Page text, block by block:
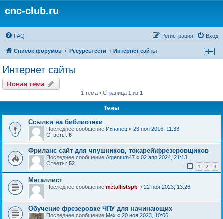
cnc-club.ru
FAQ Вход
Регистрация
Список форумов Ресурсы сети Интернет сайты
Интернет сайты
Новая тема
1 тема • Страница 1 из 1
Темы
Ссылки на библиотеки
Последнее сообщение Испанец « 23 ноя 2016, 11:33
Ответы: 6
Фриланс сайт для чпушников, токарей\фрезеровщиков
Последнее сообщение Argentum47 « 02 апр 2024, 21:13
Ответы: 52 1 2 3
Металлист
Последнее сообщение metallistspb « 22 ноя 2023, 13:26
Обучение фрезеровке ЧПУ для начинающих
Последнее сообщение Mex « 20 ноя 2023, 10:06